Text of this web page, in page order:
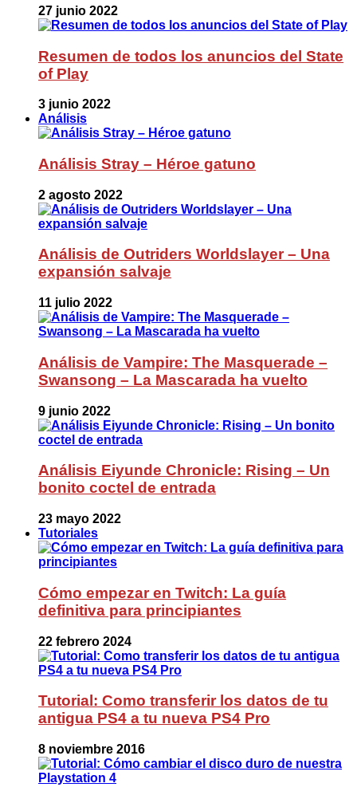
27 junio 2022
Resumen de todos los anuncios del State
of Play
3 junio 2022
Análisis
Análisis Stray – Héroe gatuno
2 agosto 2022
Análisis de Outriders Worldslayer – Una
expansión salvaje
11 julio 2022
Análisis de Vampire: The Masquerade –
Swansong – La Mascarada ha vuelto
9 junio 2022
Análisis Eiyunde Chronicle: Rising – Un
bonito coctel de entrada
23 mayo 2022
Tutoriales
Cómo empezar en Twitch: La guía
definitiva para principiantes
22 febrero 2024
Tutorial: Como transferir los datos de tu
antigua PS4 a tu nueva PS4 Pro
8 noviembre 2016